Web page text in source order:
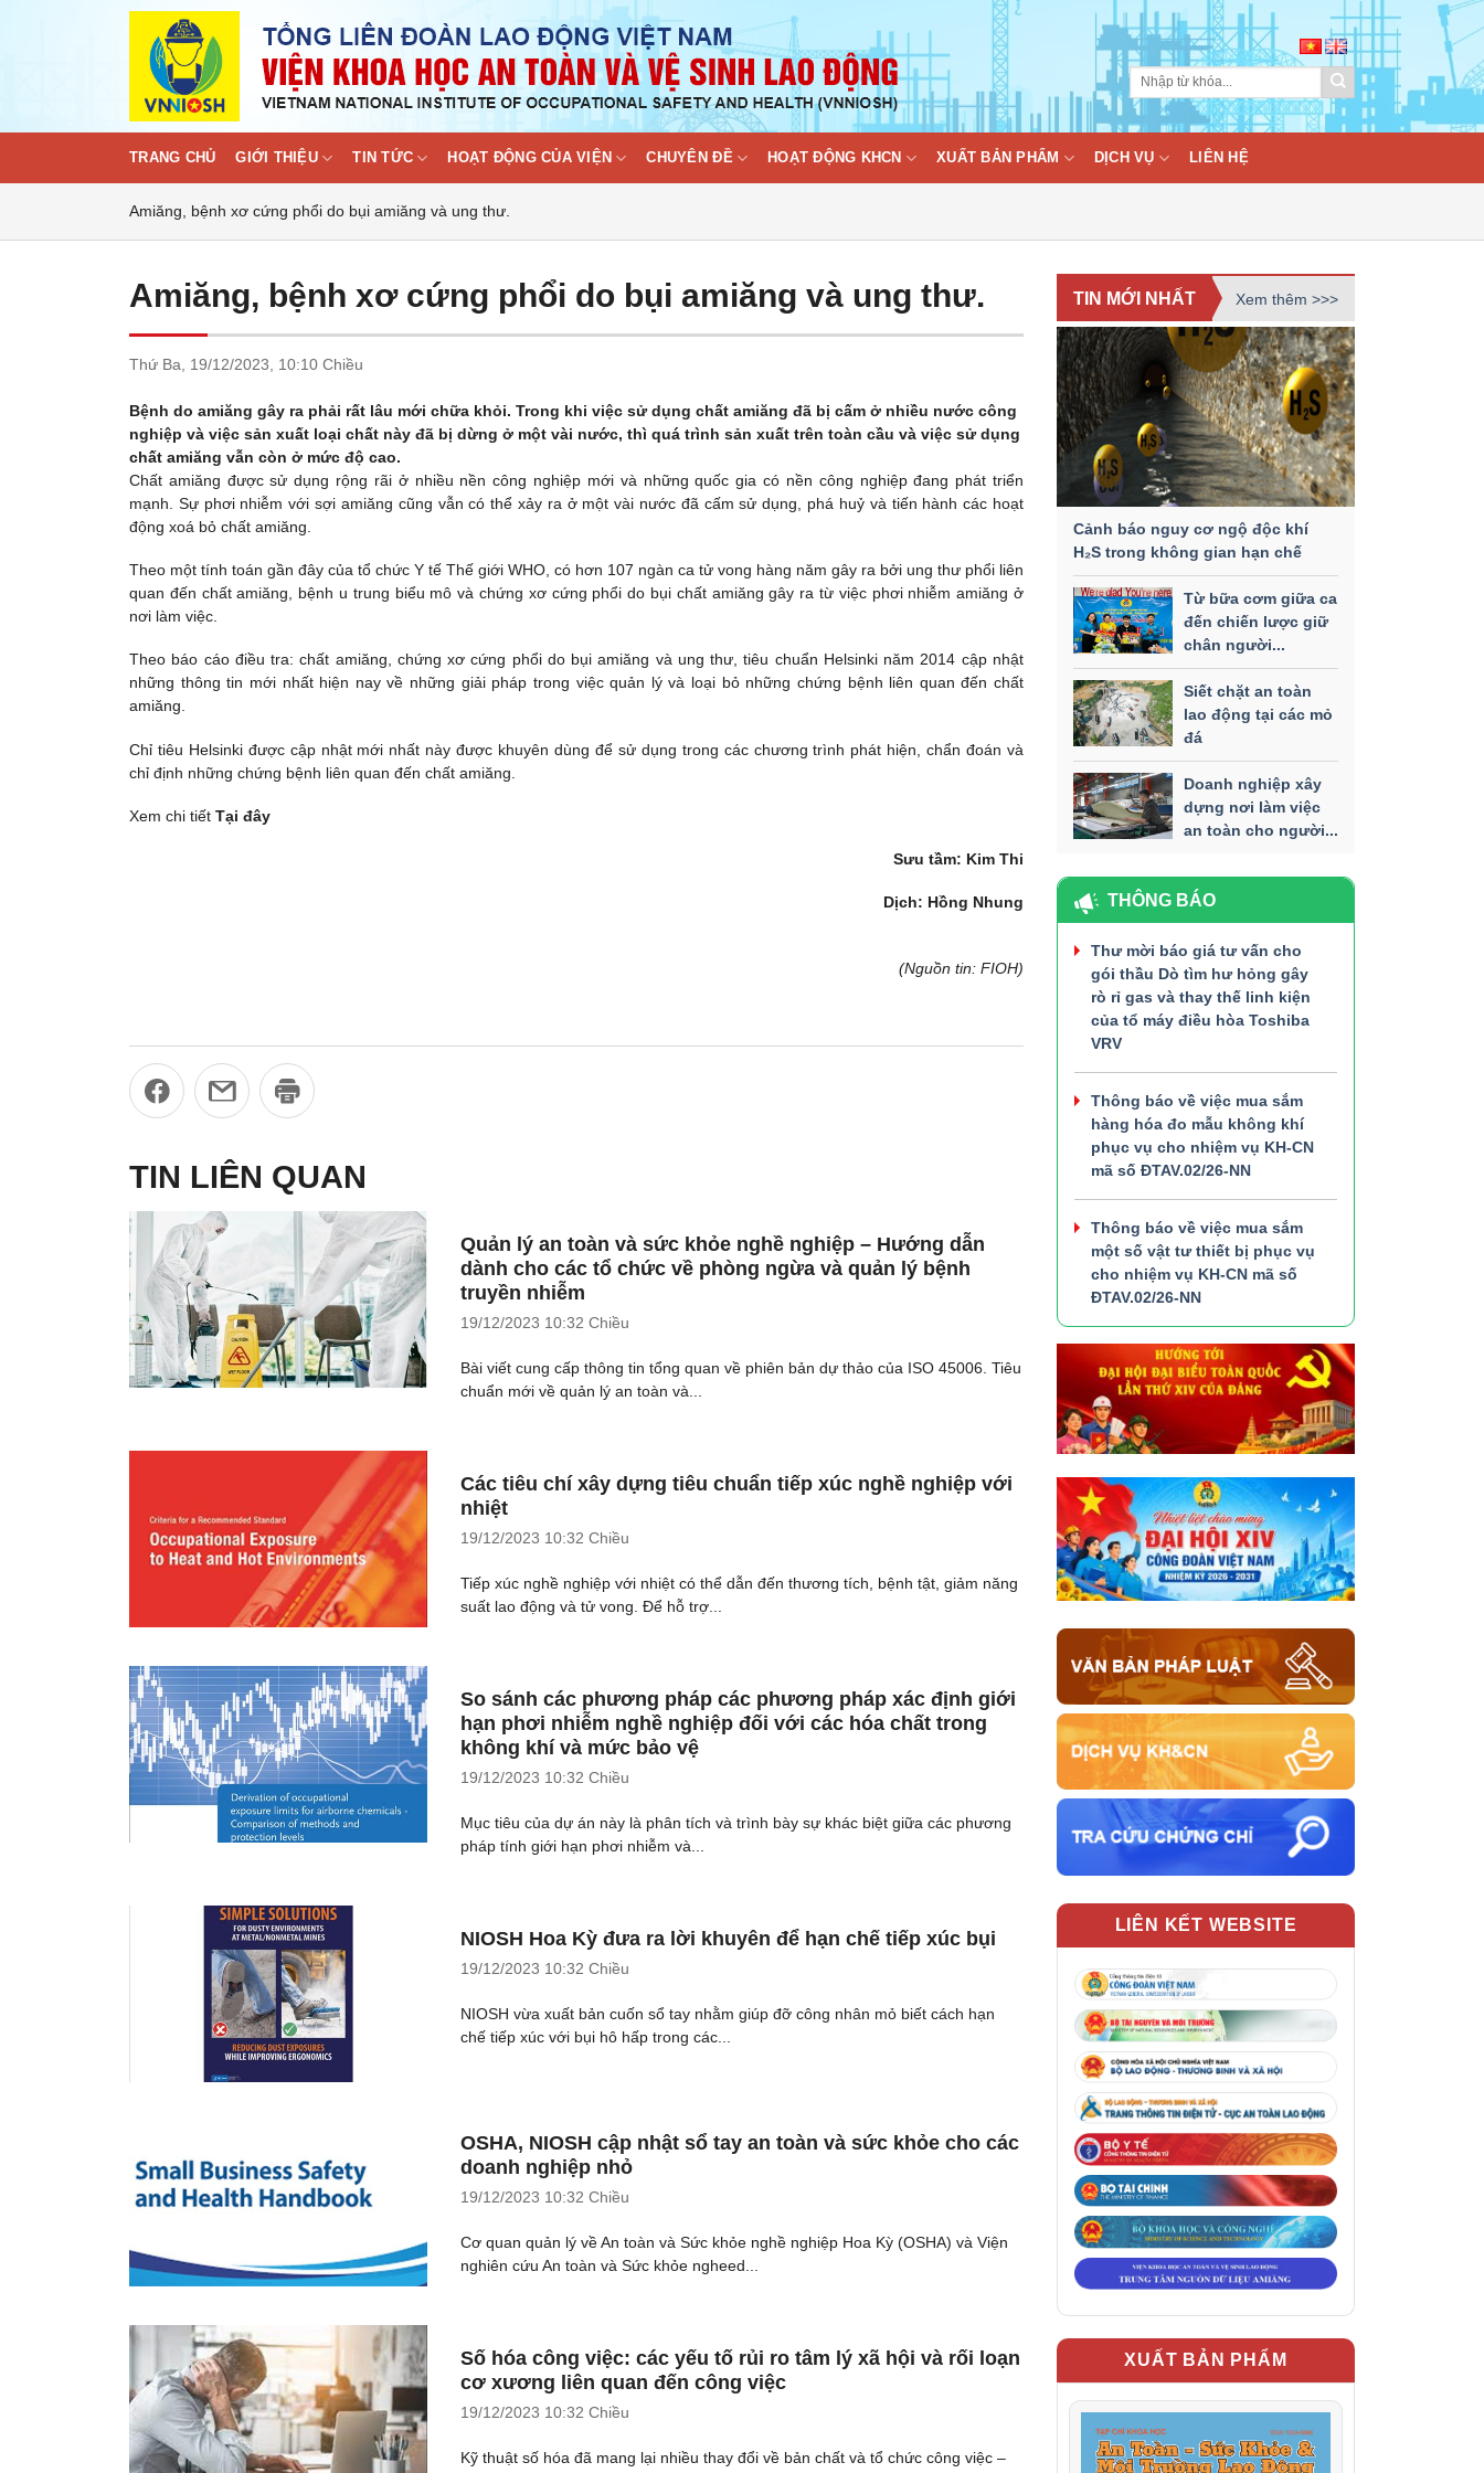
TRANG CHỦ GIỚI THIỆU TIN TỨC HOẠT ĐỘNG CỦA VIỆN CHUYÊN ĐỀ HOẠT ĐỘNG KHCN XUẤT BẢN PHẨM DỊCH VỤ LIÊN HỆ
Amiăng, bệnh xơ cứng phổi do bụi amiăng và ung thư.
Amiăng, bệnh xơ cứng phổi do bụi amiăng và ung thư.
Thứ Ba, 19/12/2023, 10:10 Chiều
Bệnh do amiăng gây ra phải rất lâu mới chữa khỏi. Trong khi việc sử dụng chất amiăng đã bị cấm ở nhiều nước công
nghiệp và việc sản xuất loại chất này đã bị dừng ở một vài nước, thì quá trình sản xuất trên toàn cầu và việc sử dụng
chất amiăng vẫn còn ở mức độ cao.
Chất amiăng được sử dụng rộng rãi ở nhiều nền công nghiệp mới và những quốc gia có nền công nghiệp đang phát triển
mạnh. Sự phơi nhiễm với sợi amiăng cũng vẫn có thể xảy ra ở một vài nước đã cấm sử dụng, phá huỷ và tiến hành các hoạt
động xoá bỏ chất amiăng.
Theo một tính toán gần đây của tổ chức Y tế Thế giới WHO, có hơn 107 ngàn ca tử vong hàng năm gây ra bởi ung thư phổi liên
quan đến chất amiăng, bệnh u trung biểu mô và chứng xơ cứng phổi do bụi chất amiăng gây ra từ việc phơi nhiễm amiăng ở
nơi làm việc.
Theo báo cáo điều tra: chất amiăng, chứng xơ cứng phổi do bụi amiăng và ung thư, tiêu chuẩn Helsinki năm 2014 cập nhật
những thông tin mới nhất hiện nay về những giải pháp trong việc quản lý và loại bỏ những chứng bệnh liên quan đến chất
amiăng.
Chỉ tiêu Helsinki được cập nhật mới nhất này được khuyên dùng để sử dụng trong các chương trình phát hiện, chẩn đoán và
chỉ định những chứng bệnh liên quan đến chất amiăng.
Xem chi tiết Tại đây
Sưu tầm: Kim Thi
Dịch: Hồng Nhung
(Nguồn tin: FIOH)
TIN LIÊN QUAN
Quản lý an toàn và sức khỏe nghề nghiệp – Hướng dẫn
dành cho các tổ chức về phòng ngừa và quản lý bệnh
truyền nhiễm
19/12/2023 10:32 Chiều
Bài viết cung cấp thông tin tổng quan về phiên bản dự thảo của ISO 45006. Tiêu
chuẩn mới về quản lý an toàn và...
Các tiêu chí xây dựng tiêu chuẩn tiếp xúc nghề nghiệp với
nhiệt
19/12/2023 10:32 Chiều
Tiếp xúc nghề nghiệp với nhiệt có thể dẫn đến thương tích, bệnh tật, giảm năng
suất lao động và tử vong. Để hỗ trợ...
So sánh các phương pháp các phương pháp xác định giới
hạn phơi nhiễm nghề nghiệp đối với các hóa chất trong
không khí và mức bảo vệ
19/12/2023 10:32 Chiều
Mục tiêu của dự án này là phân tích và trình bày sự khác biệt giữa các phương
pháp tính giới hạn phơi nhiễm và...
NIOSH Hoa Kỳ đưa ra lời khuyên để hạn chế tiếp xúc bụi
19/12/2023 10:32 Chiều
NIOSH vừa xuất bản cuốn sổ tay nhằm giúp đỡ công nhân mỏ biết cách hạn
chế tiếp xúc với bụi hô hấp trong các...
OSHA, NIOSH cập nhật sổ tay an toàn và sức khỏe cho các
doanh nghiệp nhỏ
19/12/2023 10:32 Chiều
Cơ quan quản lý về An toàn và Sức khỏe nghề nghiệp Hoa Kỳ (OSHA) và Viện
nghiên cứu An toàn và Sức khỏe ngheed...
Số hóa công việc: các yếu tố rủi ro tâm lý xã hội và rối loạn
cơ xương liên quan đến công việc
19/12/2023 10:32 Chiều
Kỹ thuật số hóa đã mang lại nhiều thay đổi về bản chất và tổ chức công việc –
TIN MỚI NHẤT Xem thêm >>>
Cảnh báo nguy cơ ngộ độc khí
H₂S trong không gian hạn chế
Từ bữa cơm giữa ca
đến chiến lược giữ
chân người...
Siết chặt an toàn
lao động tại các mỏ
đá
Doanh nghiệp xây
dựng nơi làm việc
an toàn cho người...
THÔNG BÁO
Thư mời báo giá tư vấn cho
gói thầu Dò tìm hư hỏng gây
rò rỉ gas và thay thế linh kiện
của tổ máy điều hòa Toshiba
VRV
Thông báo về việc mua sắm
hàng hóa đo mẫu không khí
phục vụ cho nhiệm vụ KH-CN
mã số ĐTAV.02/26-NN
Thông báo về việc mua sắm
một số vật tư thiết bị phục vụ
cho nhiệm vụ KH-CN mã số
ĐTAV.02/26-NN
LIÊN KẾT WEBSITE
XUẤT BẢN PHẨM